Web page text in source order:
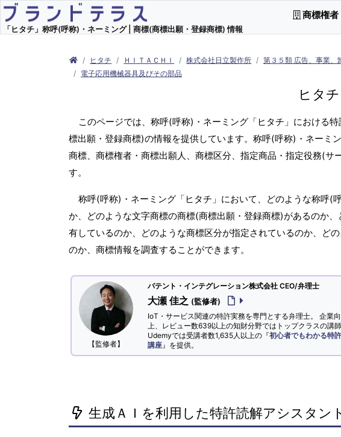
「ヒタチ」称呼(呼称)・ネーミング | 商標(商標出願・登録商標) 情報
商標権者
ヒタチ ＨＩＴＡＣＨＩ 株式会社日立製作所
第３５類 広告、事業、
電子応用機械器具及びその部品
ヒタチ
このページでは、称呼(呼称)・ネーミング「ヒタチ」における
標出願・登録商標)の情報を提供しています。称呼(呼称)・ネーミ
商標、商標権者・商標出願人、商標区分、指定商品・指定役務(
す。
称呼(呼称)・ネーミング「ヒタチ」において、どのような称呼(
か、どのような文字商標の商標(商標出願・登録商標)があるのか
有しているのか、どのような商標区分が指定されているのか、ど
のか、商標情報を調査することができます。
【監修者】
パテント・インテグレーション株式会社 CEO/弁理士
大瀬 佳之 (監修者)
IoT・サービス関連の特許実務を専門とする弁理士。 企
上、レビュー数639以上の知財分野ではトップクラスの講師
Udemyでは受講者数1,635人以上の『初心者でもわかる特
講座 』を提供。
生成ＡＩを利用した特許読解アシスタン